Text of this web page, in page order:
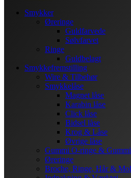
Smykker
Øreringe
Guldfarvede
Sølvfarvet
Ringe
Guldbelagt
Smykkefremstilling
Wire & Tilbehør
Smykkelåse
Magnet låse
Karabin låse
Click låse
Bidsel låse
Krog & Låse
Øvrige låse
Gummi O-ringe &
Øreringe
Broche, Ringe, Hår &